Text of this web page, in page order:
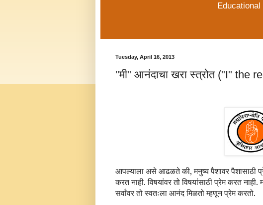
Tuesday, April 16, 2013
"मी" आनंदाचा खरा स्त्रोत ("I" the
आपल्याला असे आढळते की, मनुष्य पैशावर पैशासाठी
करत नाही. विषयांवर तो विषयांसाठी प्रेम करत
सर्वांवर तो स्वतःला आनंद मिळतो म्हणून प्रेम करतो.